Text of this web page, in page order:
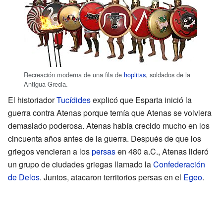
Recreación moderna de una fila de hoplitas, soldados de la
Antigua Grecia.
El historiadorTucídidesexplicó que Esparta inició la
guerra contra Atenas porque temía que Atenas se volviera
demasiado poderosa. Atenas había crecido mucho en los
cincuenta años antes de la guerra. Después de que los
griegos vencieran a lospersasen 480 a.C., Atenas lideró
un grupo de ciudades griegas llamado laConfederación
de Delos. Juntos, atacaron territorios persas en el Egeo.